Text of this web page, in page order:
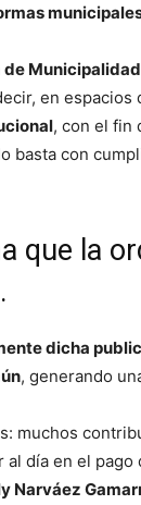
en
, con el fin
basta con
que la
dicha
, generando
muchos
al día en el
Narváez